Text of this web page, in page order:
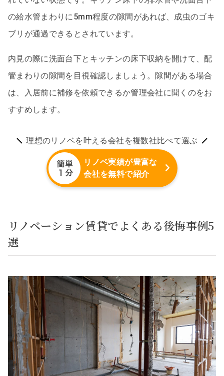
の給水管まわりに5mm程度の隙間があれば、成虫のゴキ
ブリが通過できるとされています。
内見の際に洗面台下とキッチンの床下収納を開けて、配
管まわりの隙間を目視確認しましょう。隙間がある場合
は、入居前に補修を依頼できるか管理会社に聞くのをお
すすめします。
理想のリノベを叶える会社を複数社比べて選ぶ
リノベ実績が豊富な
会社を無料で紹介
リノベーション賃貸でよくある後悔事例5
選